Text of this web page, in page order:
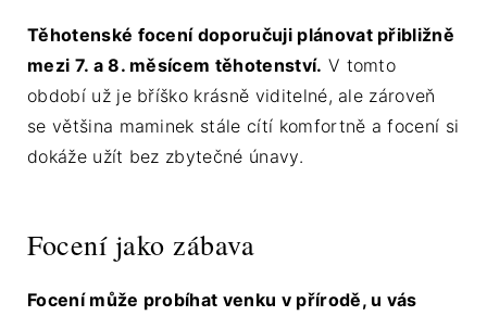
Těhotenské focení doporučuji plánovat přibližně
mezi 7. a 8. měsícem těhotenství. V tomto
období už je bříško krásně viditelné, ale zároveň
se většina maminek stále cítí komfortně a focení si
dokáže užít bez zbytečné únavy.
Focení jako zábava
Focení může probíhat venku v přírodě, u vás